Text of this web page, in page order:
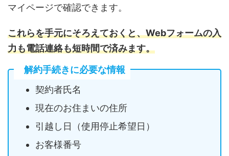
マイページで確認できます。
これらを手元にそろえておくと、Webフォームの入
力も電話連絡も短時間で済みます。
解約手続きに必要な情報
契約者氏名
現在のお住まいの住所
引越し日（使用停止希望日）
お客様番号